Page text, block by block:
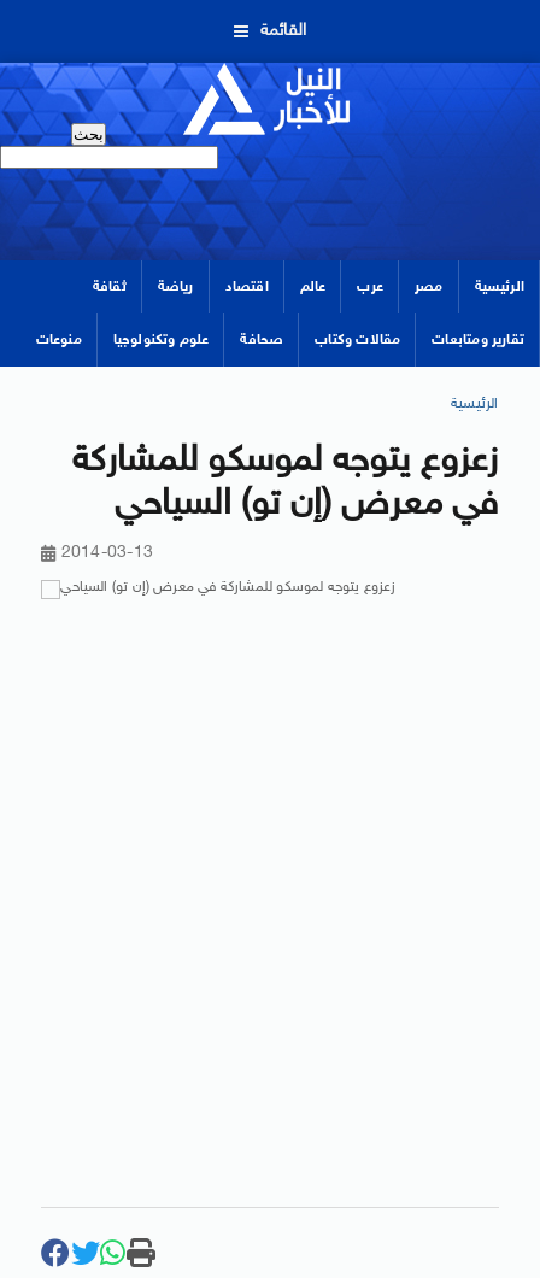
القائمة
الرئيسية مصر عرب عالم اقتصاد رياضة ثقافة
تقارير ومتابعات مقالات وكتاب صحافة علوم وتكنولوجيا منوعات
الرئيسية
زعزوع يتوجه لموسكو للمشاركة
في معرض (إن تو) السياحي
2014-03-13